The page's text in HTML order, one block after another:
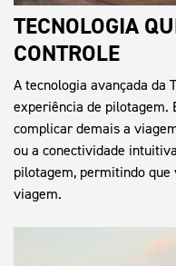
TECNOLOGIA
CONTROLE
A tecnologia avançada da
experiência de pilotagem.
complicar demais a
ou a conectividade
pilotagem, permitindo que
viagem.